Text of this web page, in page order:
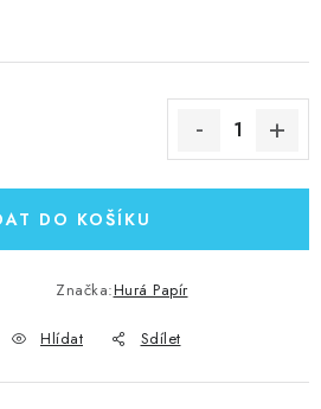
DO KOŠÍKU
Značka:Hurá Papír
Hlídat Sdílet